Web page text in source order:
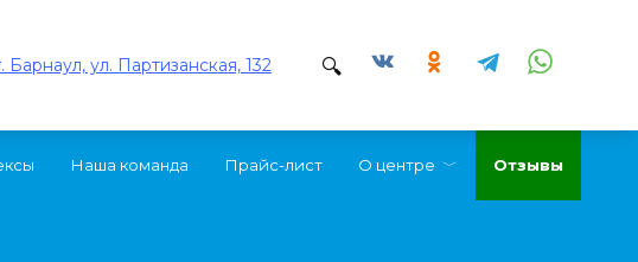
Барнаул, ул. Партизанская, 132
Наша команда Прайс-лист О центре Отзывы